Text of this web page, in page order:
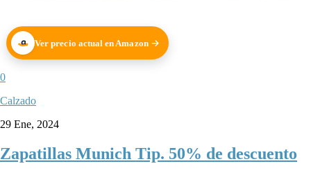
Ver precio actual en Amazon
0
Calzado
29 Ene, 2024
Zapatillas Munich Tip. 50% de descuento